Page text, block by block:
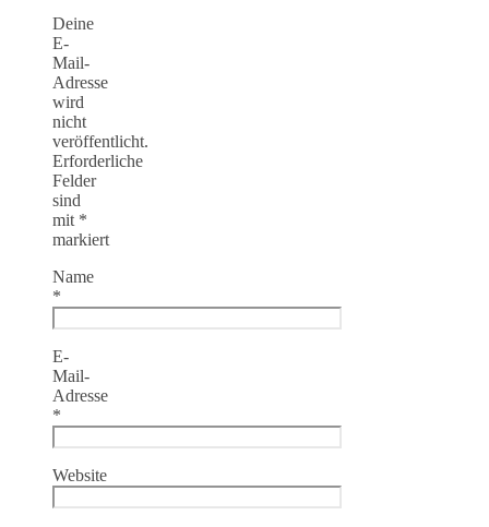
Deine
E-
Mail-
Adresse
wird
nicht
veröffentlicht.
Erforderliche
Felder
sind
mit *
markiert
Name
*
E-
Mail-
Adresse
*
Website